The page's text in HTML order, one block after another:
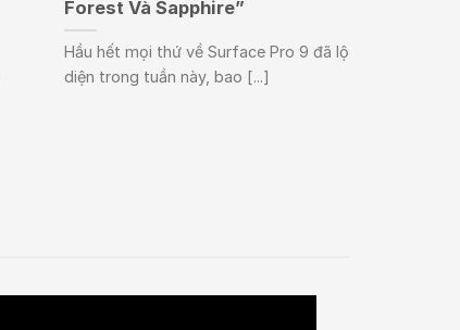
Forest Và Sapphire”
Hầu hết mọi thứ về Surface Pro 9 đã lộ
diện trong tuần này, bao [...]